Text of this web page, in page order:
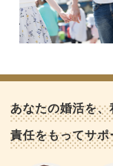
あなたの婚活を
責任をもってサ